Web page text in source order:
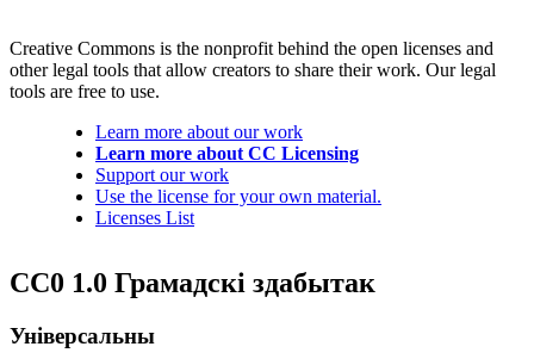
Creative Commons is the nonprofit behind the open licenses and
other legal tools that allow creators to share their work. Our legal
tools are free to use.
Learn more about our work
Learn more about CC Licensing
Support our work
Use the license for your own material.
Licenses List
CC0 1.0 Грамадскі здабытак
Універсальны